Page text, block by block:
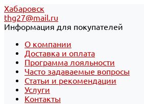
Хабаровск
thg27@mail.ru
Информация для покупателей
О компании
Доставка и оплата
Программа лояльности
Часто задаваемые вопросы
Статьи и рекомендации
Услуги
Контакты